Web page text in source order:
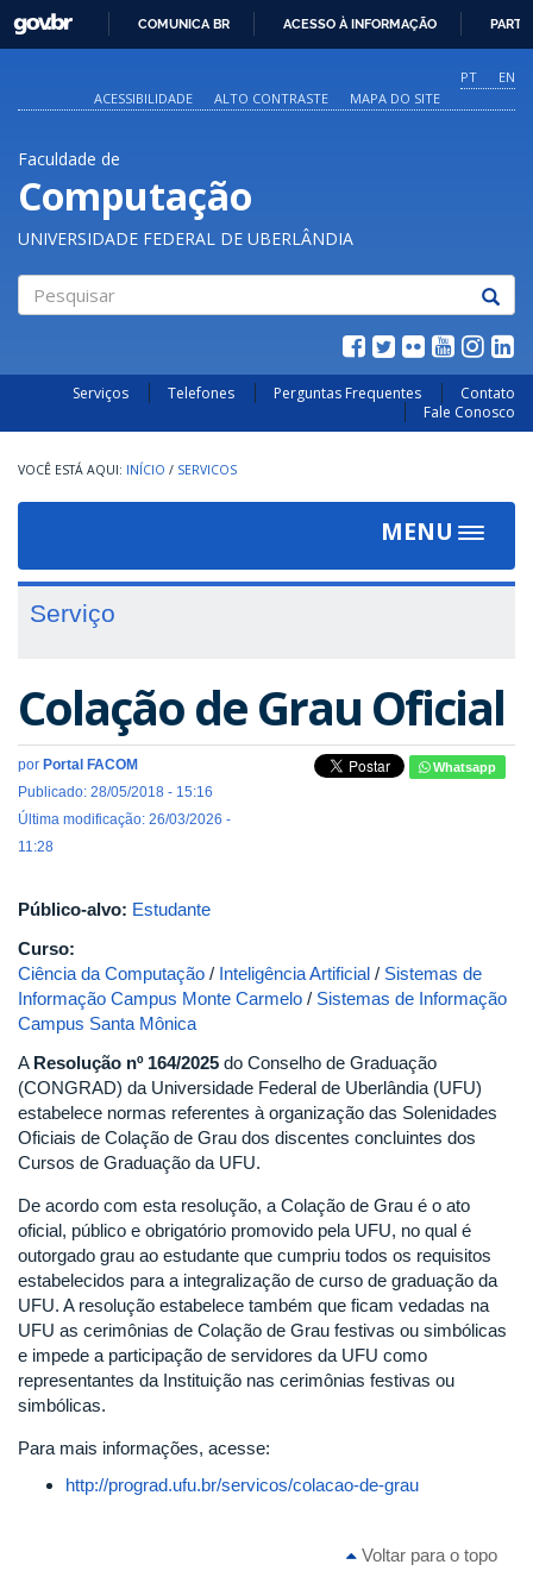
O
CONTEÚDO
GOVBR
COMUNICA BR ACESSO À INFORMAÇÃO
PT
EN
ACESSIBILIDADE
ALTO CONTRASTE MAPA DO SITE
Faculdade de
Computação
UNIVERSIDADE FEDERAL DE UBERLÂNDIA
Serviços Telefones Perguntas Frequentes
Contato
Fale Conosco
INÍCIO / SERVICOS
MENU
Toggle
Serviço
Colação de Grau Oficial
por Portal FACOM
Publicado: 28/05/2018 - 15:16
Última modificação: 26/03/2026 -
11:28
Whatsapp
Público-alvo: Estudante
Curso:
Ciência da Computação / Inteligência Artificial / Sistemas de
Informação Campus Monte Carmelo / Sistemas de Informação
Campus Santa Mônica
A Resolução nº 164/2025 do Conselho de Graduação
(CONGRAD) da Universidade Federal de Uberlândia (UFU)
estabelece normas referentes à organização das Solenidades
Oficiais de Colação de Grau dos discentes concluintes dos
Cursos de Graduação da UFU.
De acordo com esta resolução, a Colação de Grau é o ato
oficial, público e obrigatório promovido pela UFU, no qual é
outorgado grau ao estudante que cumpriu todos os requisitos
estabelecidos para a integralização de curso de graduação da
UFU. A resolução estabelece também que ficam vedadas na
UFU as cerimônias de Colação de Grau festivas ou simbólicas
e impede a participação de servidores da UFU como
representantes da Instituição nas cerimônias festivas ou
simbólicas.
Para mais informações, acesse:
http://prograd.ufu.br/servicos/colacao-de-grau
Voltar para o topo